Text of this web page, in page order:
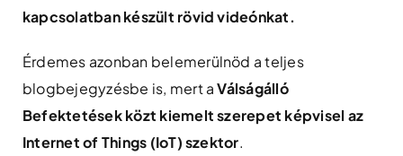
kapcsolatban készült rövid videónkat.
Érdemes azonban belemerülnöd a teljes
blogbejegyzésbe is, mert aVálságálló
Befektetések közt kiemelt szerepet képvisel az
Internet of Things (IoT) szektor.